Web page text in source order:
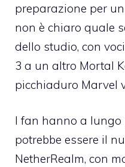
preparazione per
non è chiaro quale
dello studio, con
3 a un altro Mortal
picchiaduro Marvel
I fan hanno a
potrebbe essere il
NetherRealm, con